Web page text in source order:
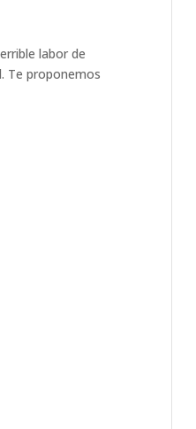
labor de
Te proponemos